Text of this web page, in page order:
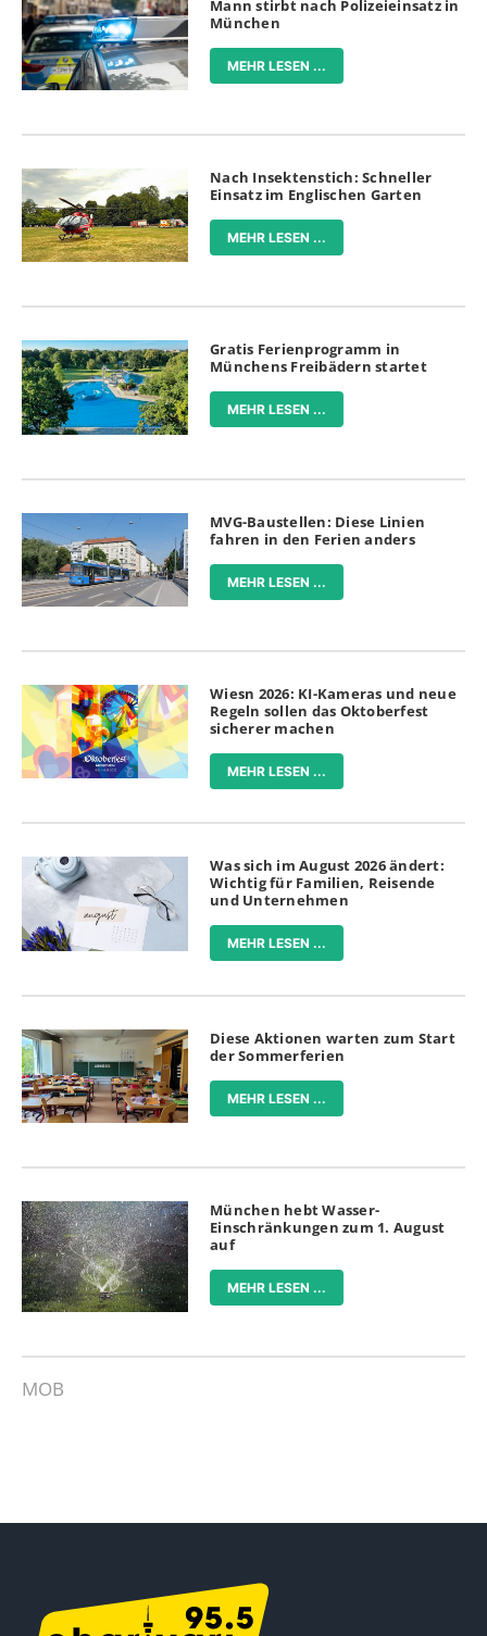
Mann stirbt nach Polizeieinsatz in
München
MEHR LESEN ...
Nach Insektenstich: Schneller
Einsatz im Englischen Garten
MEHR LESEN ...
Gratis Ferienprogramm in
Münchens Freibädern startet
MEHR LESEN ...
MVG-Baustellen: Diese Linien
fahren in den Ferien anders
MEHR LESEN ...
Wiesn 2026: KI-Kameras und neue
Regeln sollen das Oktoberfest
sicherer machen
MEHR LESEN ...
Was sich im August 2026 ändert:
Wichtig für Familien, Reisende
und Unternehmen
MEHR LESEN ...
Diese Aktionen warten zum Start
der Sommerferien
MEHR LESEN ...
München hebt Wasser-
Einschränkungen zum 1. August
auf
MEHR LESEN ...
MOB